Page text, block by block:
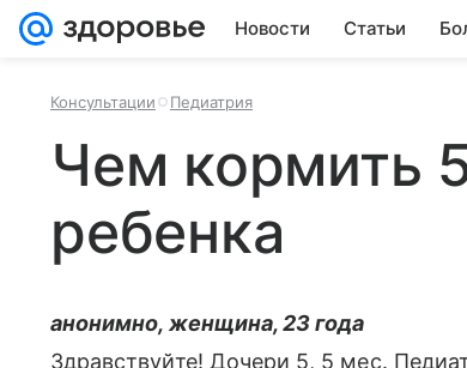
Новости Статьи
Консультации Педиатрия
Чем кормить
ребенка
анонимно, женщина, 23 года
Здравствуйте! Дочери 5, 5 мес.